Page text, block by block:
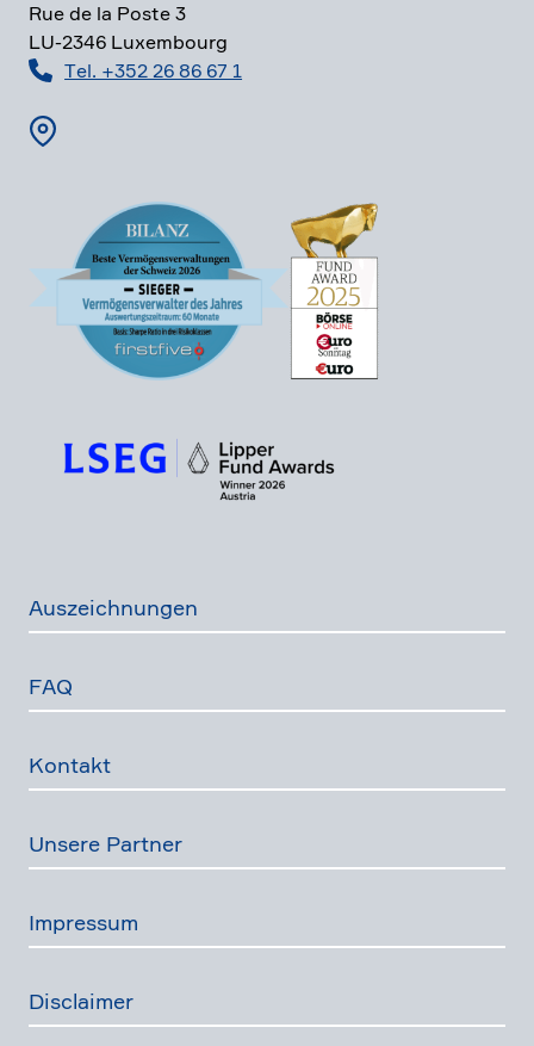
Rue de la Poste 3
LU-2346 Luxem­bourg
Tel. +352 26 86 67 1
Auszeich­nungen
FAQ
Kontakt
Unsere Partner
Impressum
Disclaimer